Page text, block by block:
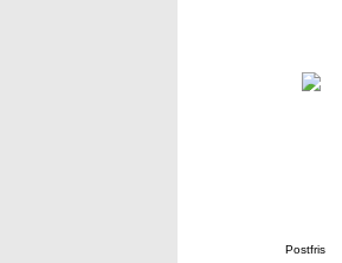
Postfris